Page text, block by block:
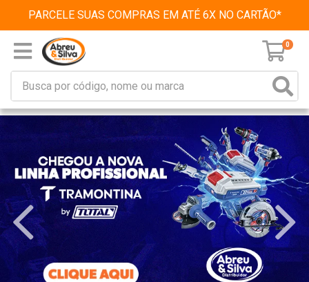
PARCELE SUAS COMPRAS EM ATÉ 6X NO CARTÃO*
0